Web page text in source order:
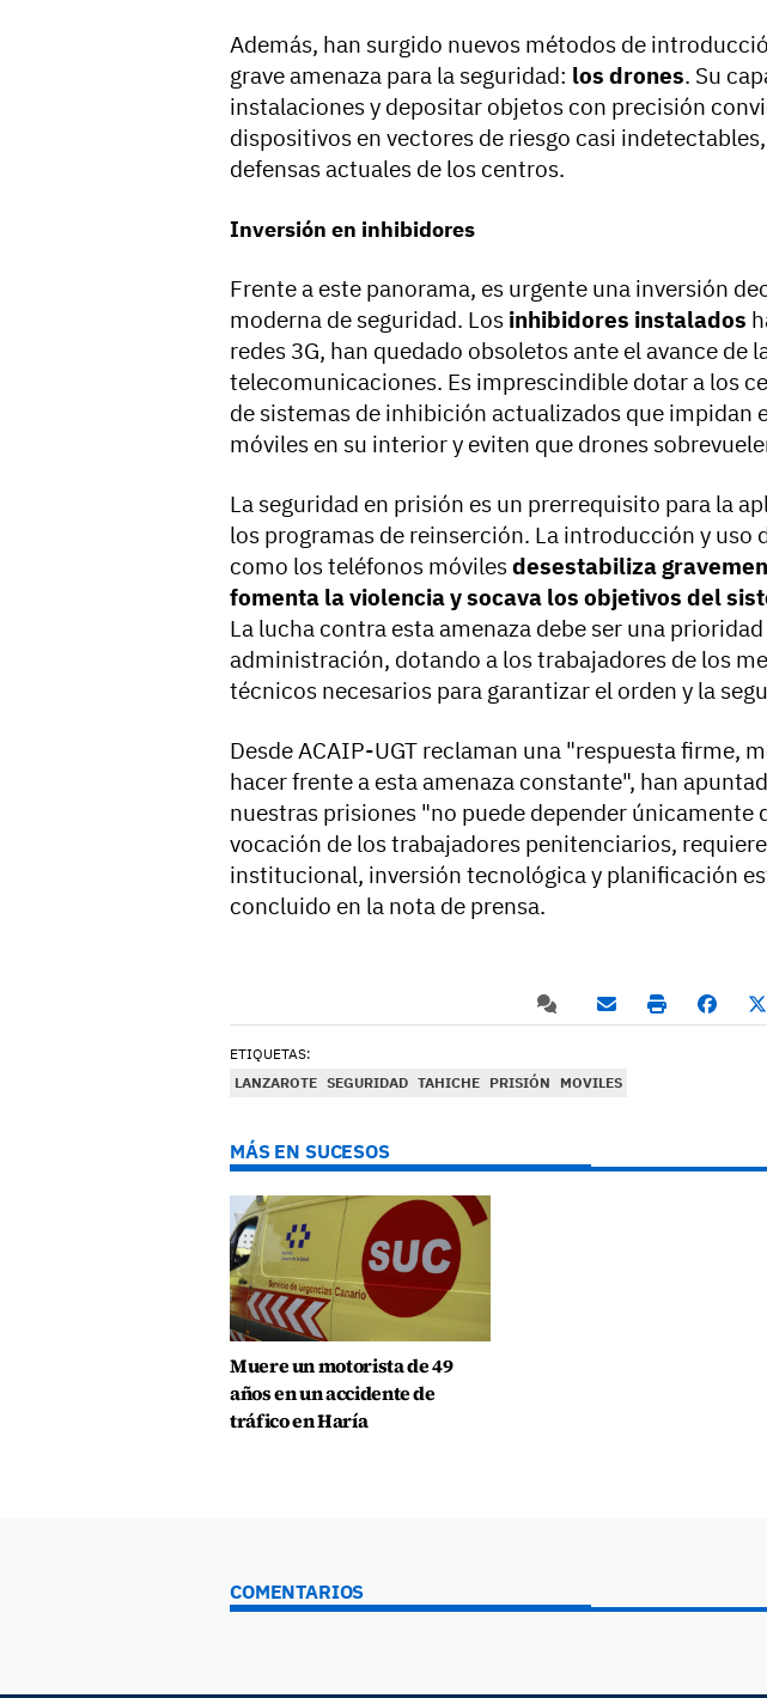
Además, han surgido nuevos métodos de
grave amenaza para la seguridad: los drones. Su
instalaciones y depositar objetos con precisión
dispositivos en vectores de riesgo casi
defensas actuales de los centros.
Inversión en inhibidores
Frente a este panorama, es urgente una inversión
moderna de seguridad. Los inhibidores instalados
redes 3G, han quedado obsoletos ante el avance de
telecomunicaciones. Es imprescindible dotar a los
de sistemas de inhibición actualizados que impidan
móviles en su interior y eviten que drones
La seguridad en prisión es un prerrequisito para la
los programas de reinserción. La introducción y uso
como los teléfonos móvilesdesestabiliza
fomenta la violencia y socava los objetivos del
La lucha contra esta amenaza debe ser una
administración, dotando a los trabajadores de los
técnicos necesarios para garantizar el orden y la
Desde ACAIP-UGT reclaman una "respuesta firme,
hacer frente a esta amenaza constante", han
nuestras prisiones "no puede depender únicamente
vocación de los trabajadores penitenciarios,
institucional, inversión tecnológica y planificación
concluido en la nota de prensa.
ETIQUETAS:
LANZAROTE SEGURIDAD TAHICHE PRISIÓN MOVILES
MÁS EN SUCESOS
Muere un motorista de 49
años en un accidente de
tráfico en Haría
COMENTARIOS